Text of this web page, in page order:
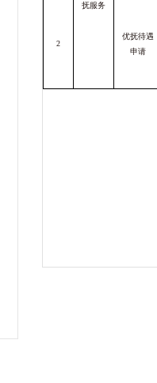
抚服务
2
优抚待遇
申请